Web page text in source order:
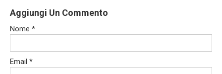
Aggiungi Un Commento
Nome *
Email *